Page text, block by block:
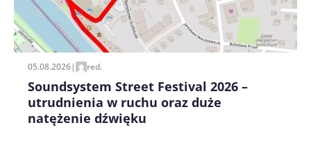
Zapamiętaj moje dane w tej przeglądarce podczas
pisania kolejnych komentarzy.
05.08.2026| red.
Soundsystem Street Festival 2026 –
utrudnienia w ruchu oraz duże
natężenie dźwięku